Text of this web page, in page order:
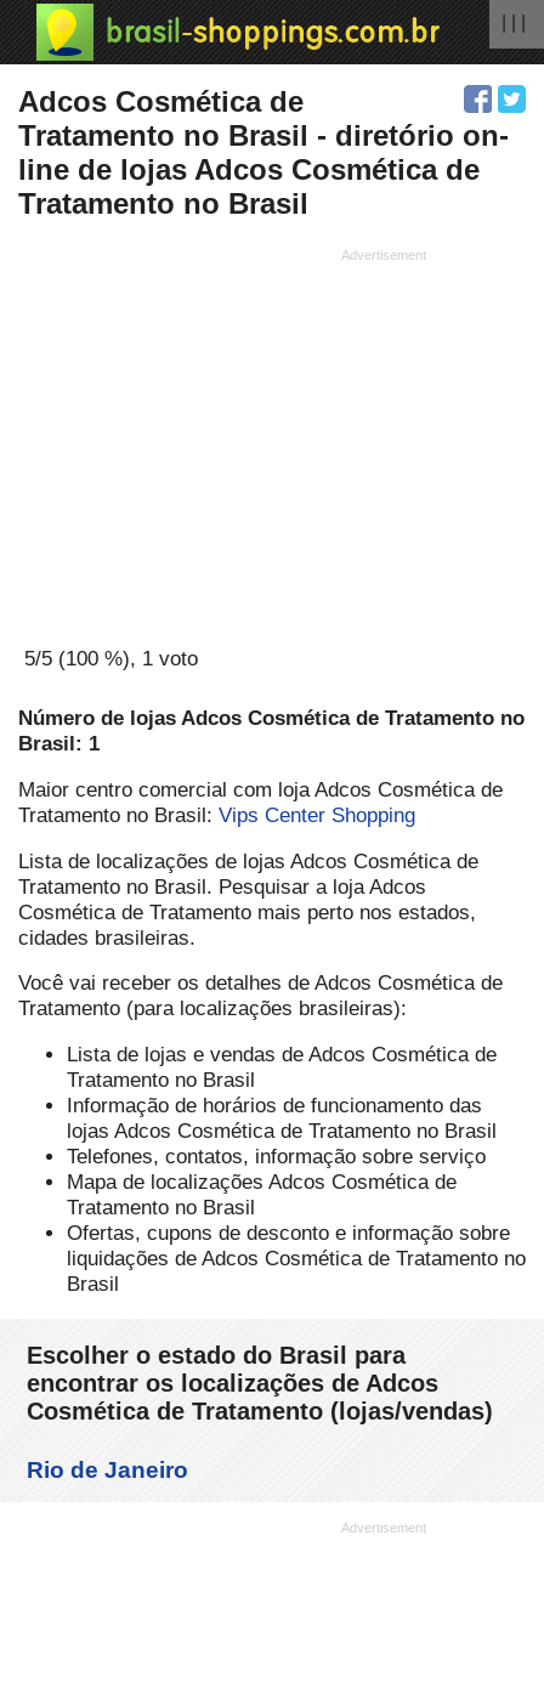
Adcos Cosmética de
Tratamento no Brasil - diretório on-
line de lojas Adcos Cosmética de
Tratamento no Brasil
5/5 (100 %), 1 voto
Número de lojas Adcos Cosmética de Tratamento no
Brasil: 1
Maior centro comercial com loja Adcos Cosmética de
Tratamento no Brasil: Vips Center Shopping
Lista de localizações de lojas Adcos Cosmética de
Tratamento no Brasil. Pesquisar a loja Adcos
Cosmética de Tratamento mais perto nos estados,
cidades brasileiras.
Você vai receber os detalhes de Adcos Cosmética de
Tratamento (para localizações brasileiras):
Lista de lojas e vendas de Adcos Cosmética de
Tratamento no Brasil
Informação de horários de funcionamento das
lojas Adcos Cosmética de Tratamento no Brasil
Telefones, contatos, informação sobre serviço
Mapa de localizações Adcos Cosmética de
Tratamento no Brasil
Ofertas, cupons de desconto e informação sobre
liquidações de Adcos Cosmética de Tratamento no
Brasil
Escolher o estado do Brasil para
encontrar os localizações de Adcos
Cosmética de Tratamento (lojas/vendas)
Rio de Janeiro